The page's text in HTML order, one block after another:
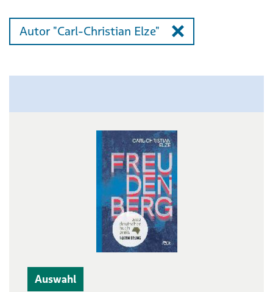
Autor "Carl-Christian Elze"
Auswahl